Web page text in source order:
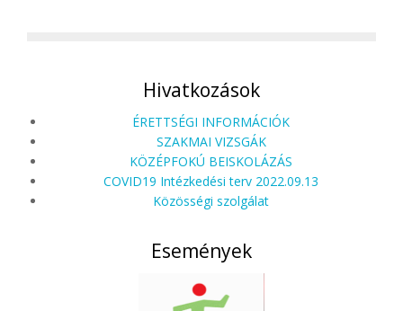
Hivatkozások
ÉRETTSÉGI INFORMÁCIÓK
SZAKMAI VIZSGÁK
KÖZÉPFOKÚ BEISKOLÁZÁS
COVID19 Intézkedési terv 2022.09.13
Közösségi szolgálat
Események